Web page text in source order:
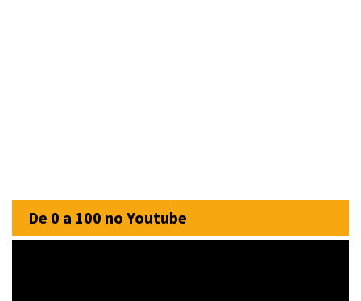
De 0 a 100 no Youtube